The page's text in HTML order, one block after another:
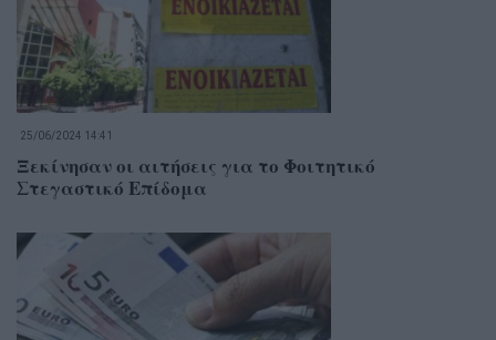
25/06/2024 14:41
Ξεκίνησαν οι αιτήσεις για το Φοιτητικό
Στεγαστικό Επίδομα